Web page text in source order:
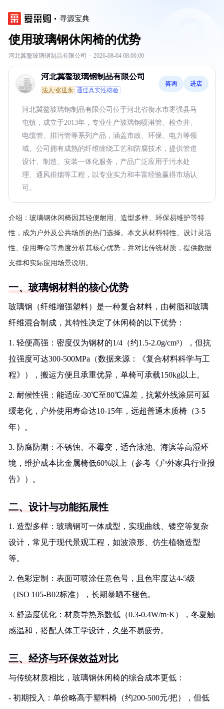
寻源宝典
使用玻璃钢休闲椅的优势
河北冀鳌玻璃钢制品有限公司 · 2026-08-04 08:00:00
河北冀鳌玻璃钢制品有限公司
法人:张世永 通过真实性核验
咨询 进店
河北冀鳌玻璃钢制品有限公司位于河北省衡水市枣强县马
屯镇，成立于2013年，专业生产玻璃钢喷淋管、检查井、
电缆管、排污管等系列产品，涵盖市政、环保、电力等领
域。公司拥有成熟的纤维缠绕工艺和防腐技术，提供管道
设计、制造、安装一体化服务，产品广泛应用于污水处
理、通风排烟等工程，以专业实力和丰富经验赢得市场认
可。
介绍： 玻璃钢休闲椅因其轻便耐用、造型多样、环保易维护等特
性，成为户外及公共场所的热门选择。本文从材料特性、设计灵活
性、使用寿命等角度分析其核心优势，并对比传统材质，提供数据
支撑和实际应用场景说明。
一、玻璃钢材料的核心优势
玻璃钢（纤维增强塑料）是一种复合材料，由树脂和玻璃
纤维混合制成，其特性决定了休闲椅的以下优势：
1. 轻便高强：密度仅为钢材的1/4（约1.5-2.0g/cm³），但抗
拉强度可达300-500MPa（数据来源：《复合材料科学与工
程》），搬运方便且承重优异，单椅可承载150kg以上。
2. 耐候性强：能适应-30℃至80℃温差，抗紫外线涂层可延
缓老化，户外使用寿命达10-15年，远超普通木质椅（3-5
年）。
3. 防腐防潮：不锈蚀、不霉变，适合泳池、海滨等高湿环
境，维护成本比金属椅低60%以上（参考《户外家具行业报
告》）。
二、设计与功能拓展性
1. 造型多样：玻璃钢可一体成型，实现曲线、镂空等复杂
设计，常见于现代景观工程，如波浪形、仿生植物造型
等。
2. 色彩定制：表面可喷涂任意色号，且色牢度达4-5级
（ISO 105-B02标准），长期暴晒不褪色。
3. 舒适度优化：材质导热系数低（0.3-0.4W/m·K），冬夏触
感温和，搭配人体工学设计，久坐不易疲劳。
三、经济与环保效益对比
与传统材质相比，玻璃钢休闲椅的综合成本更低：
- 初期投入：单价略高于塑料椅（约200-500元/把），但低